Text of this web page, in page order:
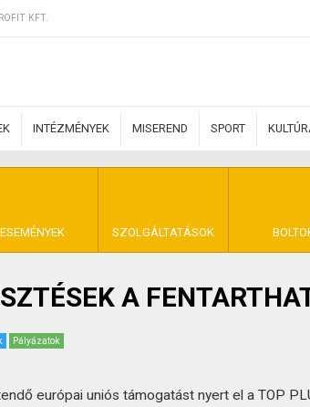
KFT.
INTÉZMÉNYEK MISEREND SPORT
ESEMÉNYEK SZOLGÁLTATÁSOK
A
Pályázatok
európai uniós támogatást nyert el a TOP